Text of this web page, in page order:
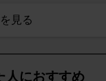
見る
人におすすめ